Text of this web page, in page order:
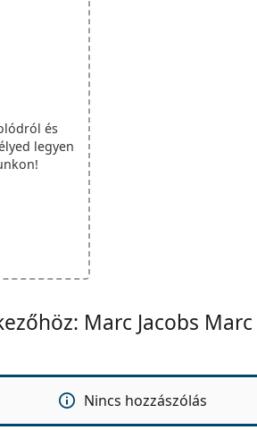
és
legyen
Marc Jacobs Marc
Nincs hozzászólás